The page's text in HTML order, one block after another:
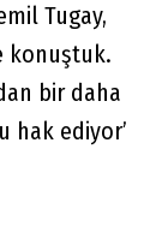
Tugay,
konuştuk.
bir daha
hak ediyor’